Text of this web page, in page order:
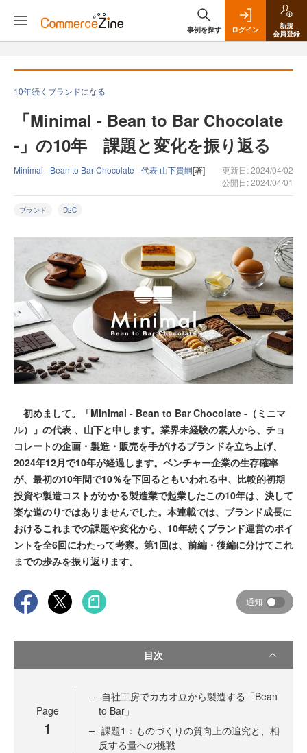
事例を探す ログイン
新規
会員登録
10年続くブランドになる
「Minimal - Bean to Bar Chocolate
-」の10年 課題と変化を振り返る
Minimal - Bean to Bar Chocolate - 代表 山下貴嗣[著]
更新日: 2024/04/02
公開日: 2024/04/01
ブランド D2C
初めまして。「Minimal - Bean to Bar Chocolate -（ミニマ
ル）」の代表 、山下と申します。業界未経験の素人から、チョ
コレートの企画・製造・販売を手がけるブランドを立ち上げ、
2024年12月で10年が経過します。ベンチャー企業の生存確率
が、最初の10年間で10％を下回るともいわれる中、比較的初期
投資や製造コストがかかる製造業で起業したこの10年は、決して
楽な道のりではありませんでした。本連載では、ブランド成長に
おけるこれまでの課題や変化から、10年続くブランド運営のポイ
ントを全6回にわたって考察。第1回は、前編・後編に分けてこれ
までの歩みを振り返ります。
通知
目次
Page
1
自社工房でカカオ豆から製造する「Bean
to Bar」
課題1：ものづくりの質向上の追究と、相
反する量への挑戦